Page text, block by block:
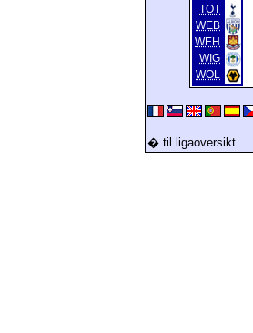
TOT
WEB
WEH
WIG
WOL
� til ligaoversikt